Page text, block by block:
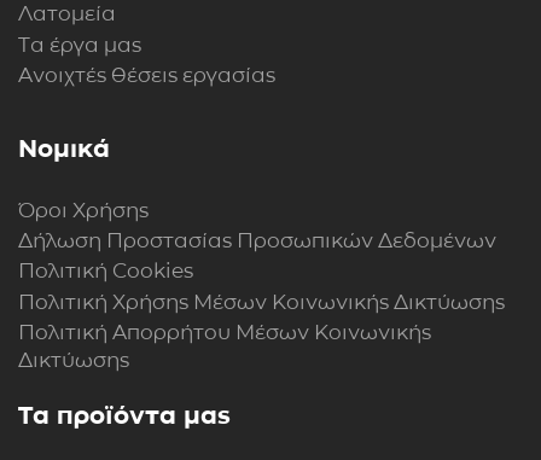
Λατομεία
Τα έργα μας
Ανοιχτές θέσεις εργασίας
Νομικά
Όροι Χρήσης
Δήλωση Προστασίας Προσωπικών Δεδομένων
Πολιτική Cookies
Πολιτική Xρήσης Mέσων Kοινωνικής Δικτύωσης
Πολιτική Απορρήτου Μέσων Κοινωνικής
Δικτύωσης
Τα προϊόντα μας